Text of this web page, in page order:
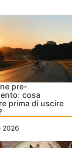
pre-
cosa
prima di uscire
2026